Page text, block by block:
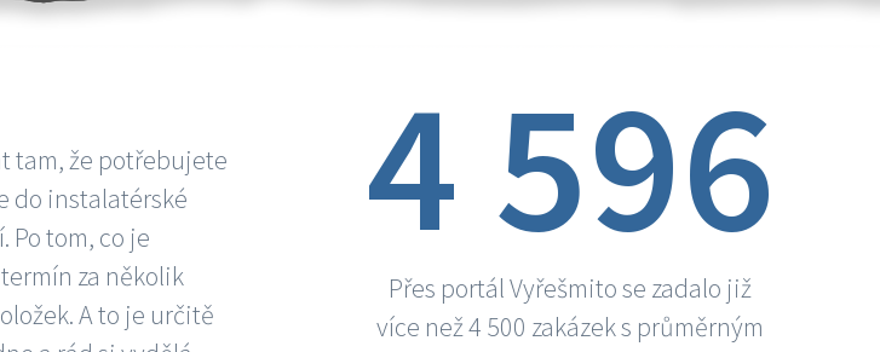
tam, že potřebujete
do instalatérské
tom, co je
za několik
A to je určitě
4 596
Přes portál Vyřešmito se zadalo již
více než 4 500 zakázek s průměrným